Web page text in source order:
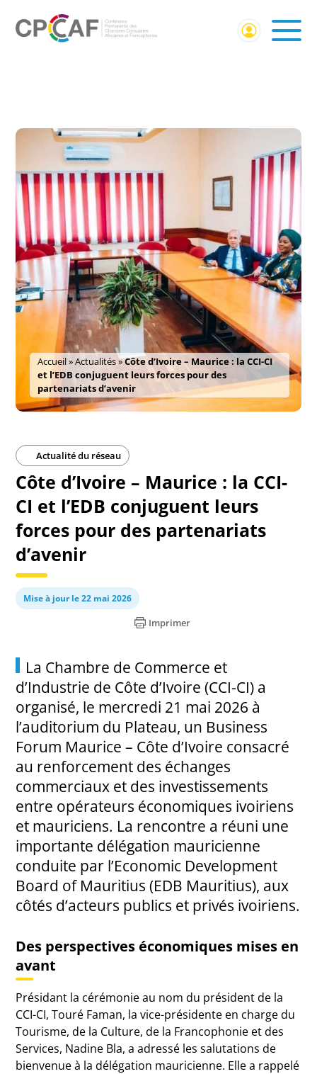
Accueil»Actualités»Côte d’Ivoire – Maurice : la CCI-CI
et l’EDB conjuguent leurs forces pour des
partenariats d’avenir
Actualité du réseau
Côte d’Ivoire – Maurice : la CCI-
CI et l’EDB conjuguent leurs
forces pour des partenariats
d’avenir
Mise à jour le 22 mai 2026
Imprimer
La Chambre de Commerce et
d’Industrie de Côte d’Ivoire (CCI-CI) a
organisé, le mercredi 21 mai 2026 à
l’auditorium du Plateau, un Business
Forum Maurice – Côte d’Ivoire consacré
au renforcement des échanges
commerciaux et des investissements
entre opérateurs économiques ivoiriens
et mauriciens. La rencontre a réuni une
importante délégation mauricienne
conduite par l’Economic Development
Board of Mauritius (EDB Mauritius), aux
côtés d’acteurs publics et privés ivoiriens.
Des perspectives économiques mises en
avant
Présidant la cérémonie au nom du président de la
CCI-CI, Touré Faman, la vice-présidente en charge du
Tourisme, de la Culture, de la Francophonie et des
Services, Nadine Bla, a adressé les salutations de
bienvenue à la délégation mauricienne. Elle a rappelé